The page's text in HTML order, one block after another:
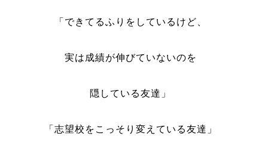
「できてるふりをしているけど、
実は成績が伸びていないのを
隠している友達」
「志望校をこっそり変えている友達」